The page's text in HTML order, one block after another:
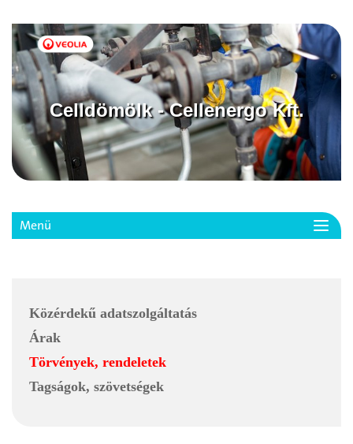
Celldömölk - Cellenergo Kft.
Menü
Közérdekű adatszolgáltatás
Árak
Törvények, rendeletek
Tagságok, szövetségek